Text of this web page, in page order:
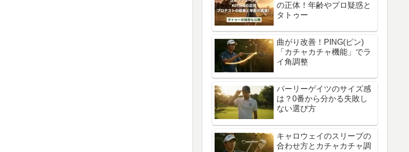
の正体！年齢やプロ疑惑と
タトゥー
曲がり改善！PING(ピン)
「カチャカチャ機能」でラ
イ角調整
パーリーゲイツのサイズ感
は？0番から分かる失敗し
ない選び方
キャロウェイのスリーブの
合わせ方とカチャカチャ調